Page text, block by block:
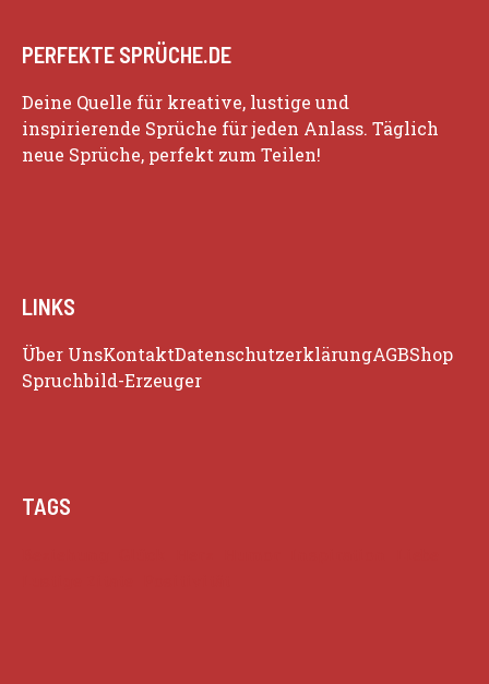
PERFEKTE SPRÜCHE.DE
Deine Quelle für kreative, lustige und
inspirierende Sprüche für jeden Anlass. Täglich
neue Sprüche, perfekt zum Teilen!
LINKS
Über UnsKontaktDatenschutzerklärungAGBShop
Spruchbild-Erzeuger
TAGS